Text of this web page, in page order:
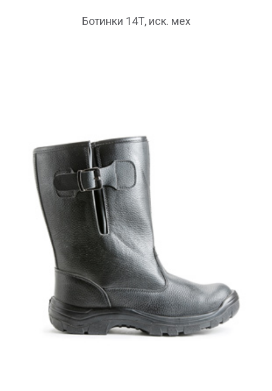
Ботинки 14Т, иск. мех